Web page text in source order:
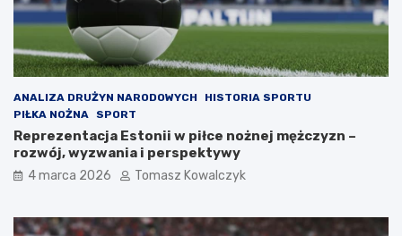
ANALIZA DRUŻYN NARODOWYCH
HISTORIA SPORTU
PIŁKA NOŻNA
SPORT
Reprezentacja Estonii w piłce nożnej mężczyzn –
rozwój, wyzwania i perspektywy
4 marca 2026 Tomasz Kowalczyk